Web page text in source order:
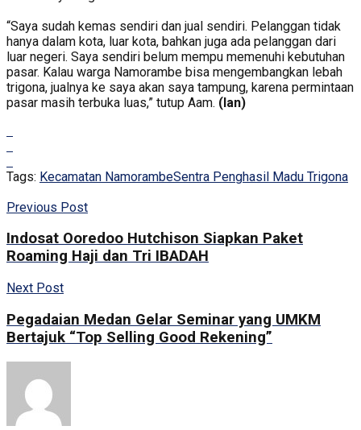
“Saya sudah kemas sendiri dan jual sendiri. Pelanggan tidak
hanya dalam kota, luar kota, bahkan juga ada pelanggan dari
luar negeri. Saya sendiri belum mempu memenuhi kebutuhan
pasar. Kalau warga Namorambe bisa mengembangkan lebah
trigona, jualnya ke saya akan saya tampung, karena permintaan
pasar masih terbuka luas,” tutup Aam. (lan)
Tags: Kecamatan NamorambeSentra Penghasil Madu Trigona
Previous Post
Indosat Ooredoo Hutchison Siapkan Paket
Roaming Haji dan Tri IBADAH
Next Post
Pegadaian Medan Gelar Seminar yang UMKM
Bertajuk “Top Selling Good Rekening”